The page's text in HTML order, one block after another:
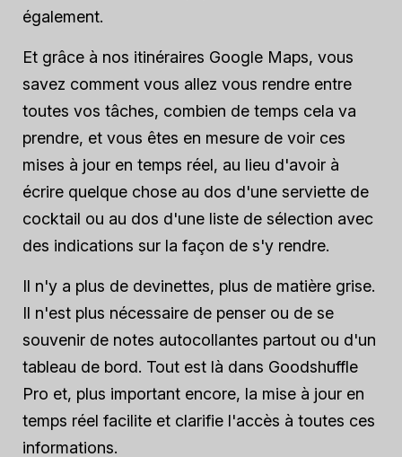
également.
Et grâce à nos itinéraires Google Maps, vous
savez comment vous allez vous rendre entre
toutes vos tâches, combien de temps cela va
prendre, et vous êtes en mesure de voir ces
mises à jour en temps réel, au lieu d'avoir à
écrire quelque chose au dos d'une serviette de
cocktail ou au dos d'une liste de sélection avec
des indications sur la façon de s'y rendre.
Il n'y a plus de devinettes, plus de matière grise.
Il n'est plus nécessaire de penser ou de se
souvenir de notes autocollantes partout ou d'un
tableau de bord. Tout est là dans Goodshuffle
Pro et, plus important encore, la mise à jour en
temps réel facilite et clarifie l'accès à toutes ces
informations.